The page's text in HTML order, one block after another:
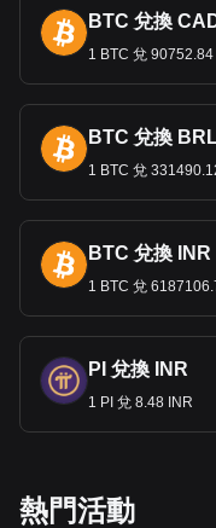
BTC 兌換
1 BTC 兌 90752.84
BTC 兌換
1 BTC 兌
BTC 兌換 INR
1 BTC 兌
PI 兌換 INR
1 PI 兌 8.48 INR
熱門活動